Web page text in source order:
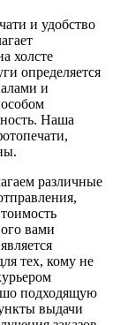
и удобство
холсте
определяется
и
Наша
различные
вами
тех, кому не
подходящую
выдачи